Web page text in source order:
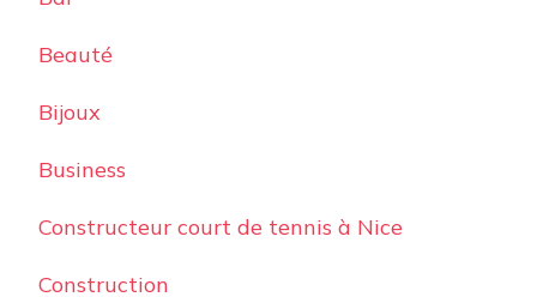
Beauté
Bijoux
Business
Constructeur court de tennis à Nice
Construction